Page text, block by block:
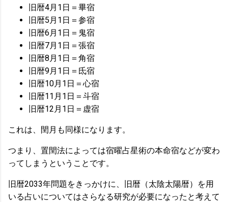
旧暦4月1日＝畢宿
旧暦5月1日＝参宿
旧暦6月1日＝鬼宿
旧暦7月1日＝張宿
旧暦8月1日＝角宿
旧暦9月1日＝氐宿
旧暦10月1日＝心宿
旧暦11月1日＝斗宿
旧暦12月1日＝虚宿
これは、閏月も同様になります。
つまり、置閏法によっては宿曜占星術の本命宿などが変わ
ってしまうということです。
旧暦2033年問題をきっかけに、旧暦（太陰太陽暦）を用
いる占いについてはさらなる研究が必要になったと考えて